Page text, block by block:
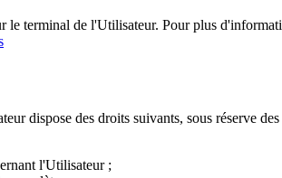
le terminal de l'Utilisateur. Pour plus
dispose des droits suivants, sous réserve
l'Utilisateur ;